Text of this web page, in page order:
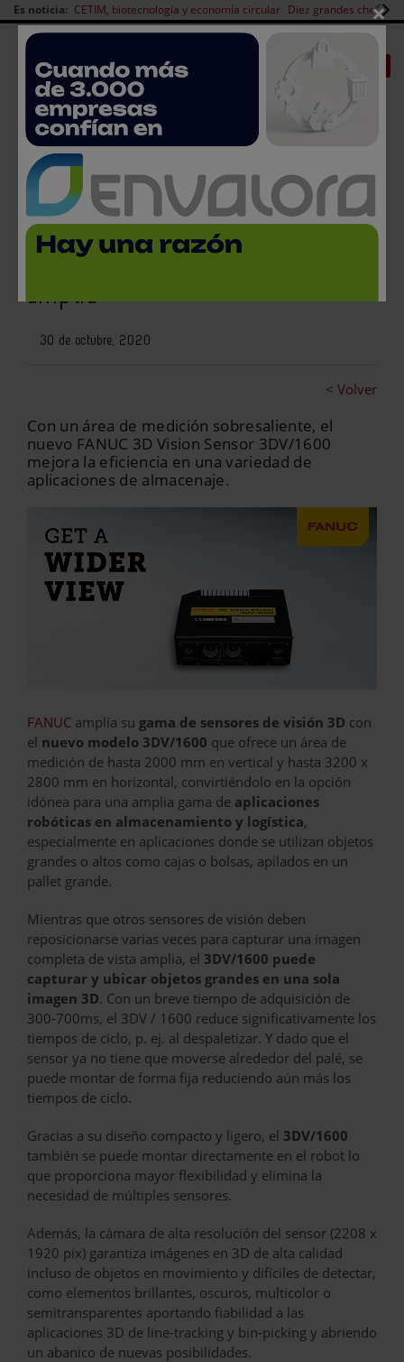
Es noticia: CETIM, biotecnología y economía circular Diez grandes chefs
Redes Sociales
Es noticia
| CANAL EMPLEO Login empresas Registro
FANUC 3D Vision Sensor
3DV/1600: Una visión más
amplia
30 de octubre, 2020
< Volver
Con un área de medición sobresaliente, el
nuevo FANUC 3D Vision Sensor 3DV/1600
mejora la eficiencia en una variedad de
aplicaciones de almacenaje.
FANUC amplía su gama de sensores de visión 3D con
el nuevo modelo 3DV/1600 que ofrece un área de
medición de hasta 2000 mm en vertical y hasta 3200 x
2800 mm en horizontal, convirtiéndolo en la opción
idónea para una amplia gama de aplicaciones
robóticas en almacenamiento y logística,
especialmente en aplicaciones donde se utilizan objetos
grandes o altos como cajas o bolsas, apilados en un
pallet grande.
Mientras que otros sensores de visión deben
reposicionarse varias veces para capturar una imagen
completa de vista amplia, el 3DV/1600 puede
capturar y ubicar objetos grandes en una sola
imagen 3D. Con un breve tiempo de adquisición de
300-700ms, el 3DV / 1600 reduce significativamente los
tiempos de ciclo, p. ej. al despaletizar. Y dado que el
sensor ya no tiene que moverse alrededor del palé, se
puede montar de forma fija reduciendo aún más los
tiempos de ciclo.
Gracias a su diseño compacto y ligero, el 3DV/1600
también se puede montar directamente en el robot lo
que proporciona mayor flexibilidad y elimina la
necesidad de múltiples sensores.
Además, la cámara de alta resolución del sensor (2208 x
1920 pix) garantiza imágenes en 3D de alta calidad
incluso de objetos en movimiento y difíciles de detectar,
como elementos brillantes, oscuros, multicolor o
semitransparentes aportando fiabilidad a las
aplicaciones 3D de line-tracking y bin-picking y abriendo
un abanico de nuevas posibilidades.
×